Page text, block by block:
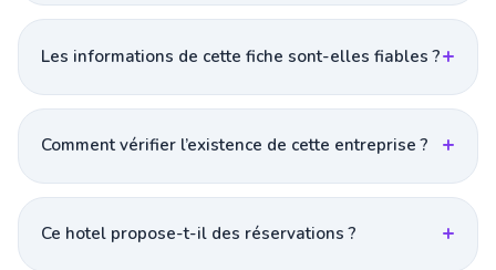
Les informations de cette fiche sont-elles fiables ?
Comment vérifier l’existence de cette entreprise ?
Ce hotel propose-t-il des réservations ?